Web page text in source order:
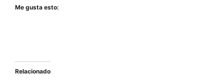
Me gusta esto:
Relacionado